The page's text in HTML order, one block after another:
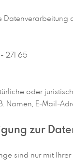
271 65
oder
Namen, E-Mail-
zur
sind nur mit